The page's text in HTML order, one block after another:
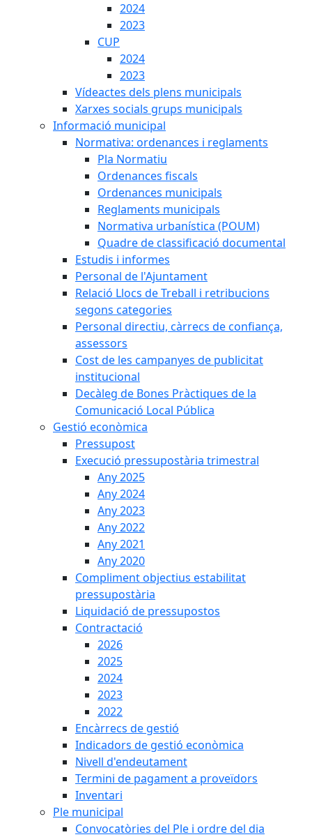
2024
2023
CUP
2024
2023
Vídeactes dels plens municipals
Xarxes socials grups municipals
Informació municipal
Normativa: ordenances i reglaments
Pla Normatiu
Ordenances fiscals
Ordenances municipals
Reglaments municipals
Normativa urbanística (POUM)
Quadre de classificació documental
Estudis i informes
Personal de l'Ajuntament
Relació Llocs de Treball i retribucions
segons categories
Personal directiu, càrrecs de confiança,
assessors
Cost de les campanyes de publicitat
institucional
Decàleg de Bones Pràctiques de la
Comunicació Local Pública
Gestió econòmica
Pressupost
Execució pressupostària trimestral
Any 2025
Any 2024
Any 2023
Any 2022
Any 2021
Any 2020
Compliment objectius estabilitat
pressupostària
Liquidació de pressupostos
Contractació
2026
2025
2024
2023
2022
Encàrrecs de gestió
Indicadors de gestió econòmica
Nivell d'endeutament
Termini de pagament a proveïdors
Inventari
Ple municipal
Convocatòries del Ple i ordre del dia